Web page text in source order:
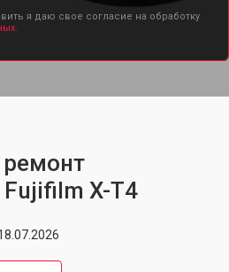
я даю свое согласие на обработку
ремонт
X-T4